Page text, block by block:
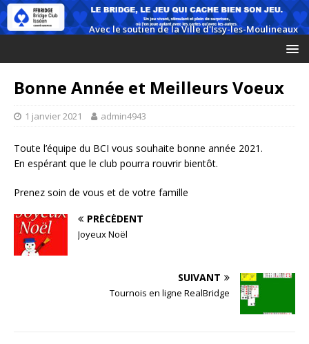
Bonne Année et Meilleurs Voeux
1 janvier 2021 admin4943
Toute l’équipe du BCI vous souhaite bonne année 2021.
En espérant que le club pourra rouvrir bientôt.
Prenez soin de vous et de votre famille
PRÉCÉDENT
Joyeux Noël
SUIVANT
Tournois en ligne RealBridge